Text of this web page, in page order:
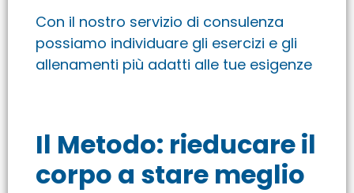
Con il nostro servizio di consulenza
possiamo individuare gli esercizi e gli
allenamenti più adatti alle tue esigenze
Il Metodo: rieducare il
corpo a stare meglio